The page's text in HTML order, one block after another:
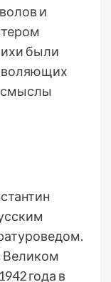
и
были
смыслы
Великом
года в